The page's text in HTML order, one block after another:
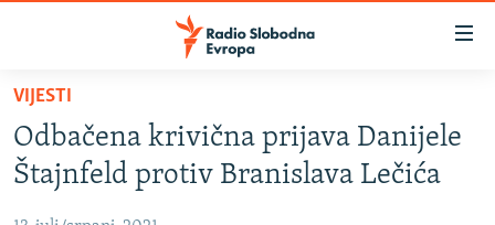
Pređite
glavni
sadržaj
Pređite
VIJESTI
BOSNA I HERCEGOVINA
SRBIJA
VIJESTI
Odbačena krivična prijava Danijele
Štajnfeld protiv Branislava Lečića